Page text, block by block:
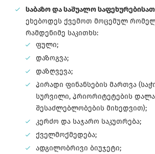
საბაზო და საშუალო
ეხებოდეს ქვემოთ მოცემულ
რამდენიმე საკითხს:
ფული;
დაზოგვა;
დაზღვევა;
პირადი ფინანსების მართვა
სურვილი, პრიორიტეტების
შესაძლებლობების მიხედვით);
კერძო და საჯარო საკუთრება;
ქველმოქმედება;
ადგილობრივი ბიუჯეტი;